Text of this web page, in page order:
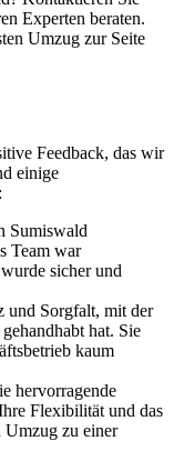
Experten beraten.
Umzug zur Seite
Feedback, das wir
einige
Sumiswald
Team war
sicher und
und Sorgfalt, mit der
hat. Sie
kaum
hervorragende
Flexibilität und das
Umzug zu einer